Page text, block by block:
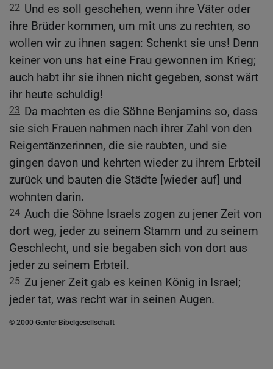
22 Und es soll geschehen, wenn ihre Väter oder
ihre Brüder kommen, um mit uns zu rechten, so
wollen wir zu ihnen sagen: Schenkt sie uns! Denn
keiner von uns hat eine Frau gewonnen im Krieg;
auch habt ihr sie ihnen nicht gegeben, sonst wärt
ihr heute schuldig!
23 Da machten es die Söhne Benjamins so, dass
sie sich Frauen nahmen nach ihrer Zahl von den
Reigentänzerinnen, die sie raubten, und sie
gingen davon und kehrten wieder zu ihrem Erbteil
zurück und bauten die Städte [wieder auf] und
wohnten darin.
24 Auch die Söhne Israels zogen zu jener Zeit von
dort weg, jeder zu seinem Stamm und zu seinem
Geschlecht, und sie begaben sich von dort aus
jeder zu seinem Erbteil.
25 Zu jener Zeit gab es keinen König in Israel;
jeder tat, was recht war in seinen Augen.
© 2000 Genfer Bibelgesellschaft